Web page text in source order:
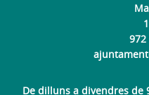
972
De dilluns a divendres de